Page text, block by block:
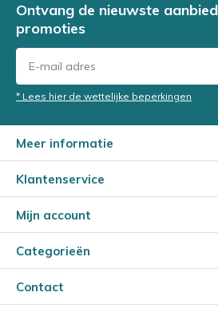
Ontvang de nieuwste
promoties
* Lees hier de wettelijke beperkingen
Meer informatie
Klantenservice
Mijn account
Categorieën
Contact